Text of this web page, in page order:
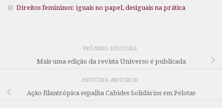
Direitos femininos: iguais no papel, desiguais na prática
PRÓXIMO HISTÓRIA
Mais uma edição da revista Universo é publicada
HISTÓRIA ANTERIOR
Ação filantrópica espalha Cabides Solidários em Pelotas